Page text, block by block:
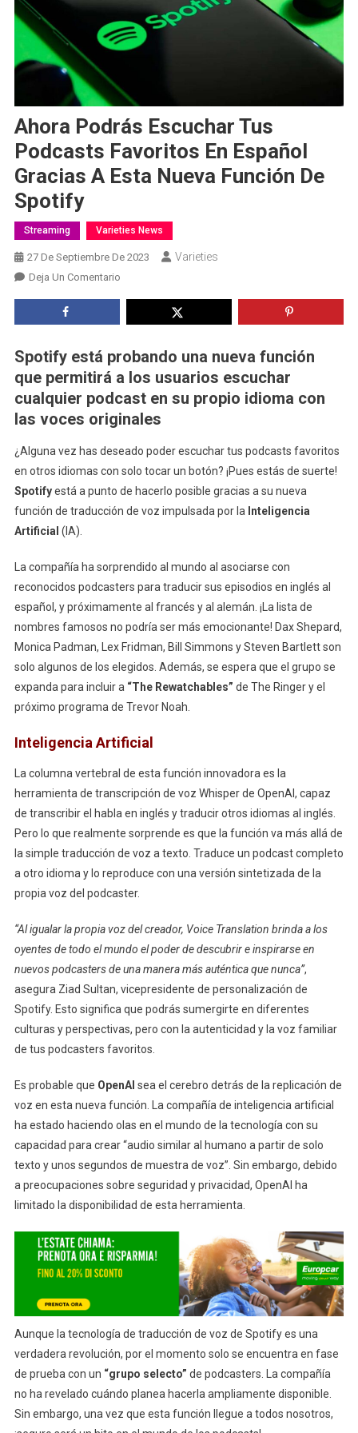
Ahora Podrás Escuchar Tus
Podcasts Favoritos En Español
Gracias A Esta Nueva Función De
Spotify
Streaming Varieties News
27 De Septiembre De 2023 Varieties
Deja Un ComentarioEn
Tus
Podcasts
Favoritos
En
Español
Esta
Nueva
Función
Spotify está probando una nueva función
que permitirá a los usuarios escuchar
cualquier podcast en su propio idioma con
las voces originales
¿Alguna vez has deseado poder escuchar tus podcasts favoritos
en otros idiomas con solo tocar un botón? ¡Pues estás de suerte!
Spotifyestá a punto de hacerlo posible gracias a su nueva
función de traducción de voz impulsada por la Inteligencia
Artificial (IA).
La compañía ha sorprendido al mundo al asociarse con
reconocidos podcasters para traducir sus episodios en inglés al
español, y próximamente al francés y al alemán. ¡La lista de
nombres famosos no podría ser más emocionante! Dax Shepard,
Monica Padman, Lex Fridman, Bill Simmons y Steven Bartlett son
solo algunos de los elegidos. Además, se espera que el grupo se
expanda para incluir a “The Rewatchables” de The Ringer y el
próximo programa de Trevor Noah.
Inteligencia Artificial
La columna vertebral de esta función innovadora es la
herramienta de transcripción de voz Whisper de OpenAI, capaz
de transcribir el habla en inglés y traducir otros idiomas al inglés.
Pero lo que realmente sorprende es que la función va más allá de
la simple traducción de voz a texto. Traduce un podcast completo
a otro idioma y lo reproduce con una versión sintetizada de la
propia voz del podcaster.
“Al igualar la propia voz del creador, Voice Translation brinda a los
oyentes de todo el mundo el poder de descubrir e inspirarse en
nuevos podcasters de una manera más auténtica que nunca”,
asegura Ziad Sultan, vicepresidente de personalización de
Spotify. Esto significa que podrás sumergirte en diferentes
culturas y perspectivas, pero con la autenticidad y la voz familiar
de tus podcasters favoritos.
Es probable que OpenAI sea el cerebro detrás de la replicación de
voz en esta nueva función. La compañía de inteligencia artificial
ha estado haciendo olas en el mundo de la tecnología con su
capacidad para crear “audio similar al humano a partir de solo
texto y unos segundos de muestra de voz”. Sin embargo, debido
a preocupaciones sobre seguridad y privacidad, OpenAI ha
limitado la disponibilidad de esta herramienta.
Aunque la tecnología de traducción de voz de Spotify es una
verdadera revolución, por el momento solo se encuentra en fase
de prueba con un “grupo selecto” de podcasters. La compañía
no ha revelado cuándo planea hacerla ampliamente disponible.
Sin embargo, una vez que esta función llegue a todos nosotros,